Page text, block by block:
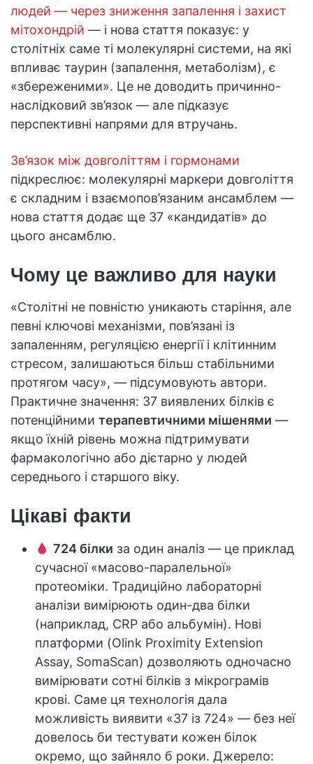
людей — через зниження запалення і захист
мітохондрій — і нова стаття показує: у
столітніх саме ті молекулярні системи, на які
впливає таурин (запалення, метаболізм), є
«збереженими». Це не доводить причинно-
наслідковий зв’язок — але підказує
перспективні напрями для втручань.
Зв’язок між довголіттям і гормонами
підкреслює: молекулярні маркери довголіття
є складним і взаємопов’язаним ансамблем —
нова стаття додає ще 37 «кандидатів» до
цього ансамблю.
Чому це важливо для науки
«Столітні не повністю уникають старіння, але
певні ключові механізми, пов’язані із
запаленням, регуляцією енергії і клітинним
стресом, залишаються більш стабільними
протягом часу», — підсумовують автори.
Практичне значення: 37 виявлених білків є
потенційними терапевтичними мішенями —
якщо їхній рівень можна підтримувати
фармакологічно або дієтарно у людей
середнього і старшого віку.
Цікаві факти
724 білки за один аналіз — це приклад
сучасної «масово-паралельної»
протеоміки. Традиційно лабораторні
аналізи вимірюють один-два білки
(наприклад, CRP або альбумін). Нові
платформи (Olink Proximity Extension
Assay, SomaScan) дозволяють одночасно
вимірювати сотні білків з мікрограмів
крові. Саме ця технологія дала
можливість виявити «37 із 724» — без неї
довелось би тестувати кожен білок
окремо, що зайняло б роки. Джерело: